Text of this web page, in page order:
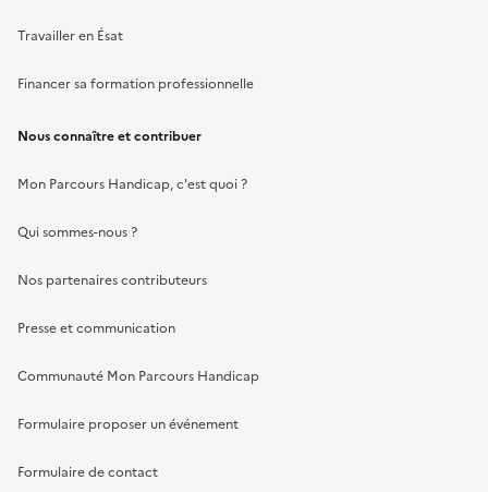
Travailler en Ésat
Financer sa formation professionnelle
Nous connaître et contribuer
Mon Parcours Handicap, c'est quoi ?
Qui sommes-nous ?
Nos partenaires contributeurs
Presse et communication
Communauté Mon Parcours Handicap
Formulaire proposer un événement
Formulaire de contact